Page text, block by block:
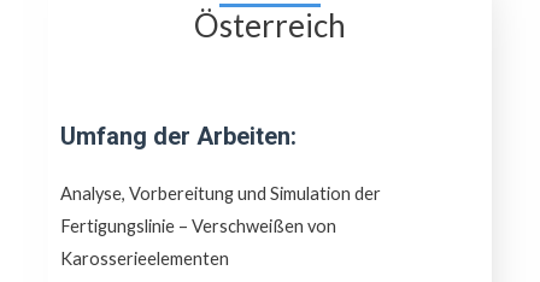
Österreich
Umfang der Arbeiten:
Analyse, Vorbereitung und Simulation der
Fertigungslinie – Verschweißen von
Karosserieelementen